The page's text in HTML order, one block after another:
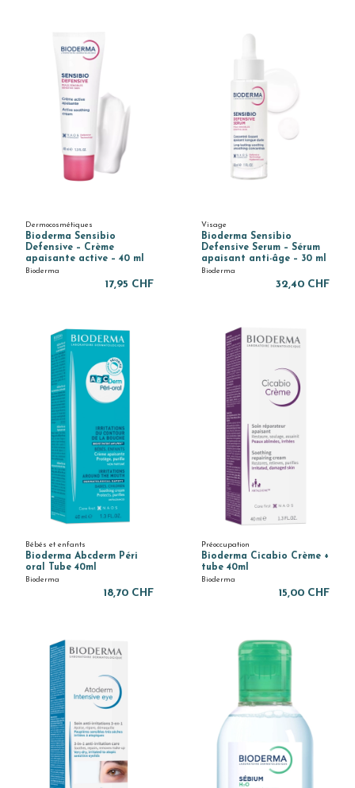
Dermocosmétiques
Bioderma Sensibio
Defensive – Crème
apaisante active – 40 ml
Bioderma
17,95 CHF
Visage
Bioderma Sensibio
Defensive Serum – Sérum
apaisant anti-âge – 30 ml
Bioderma
32,40 CHF
Bébés et enfants
Bioderma Abcderm Péri
oral Tube 40ml
Bioderma
18,70 CHF
Préoccupation
Bioderma Cicabio Crème +
tube 40ml
Bioderma
15,00 CHF